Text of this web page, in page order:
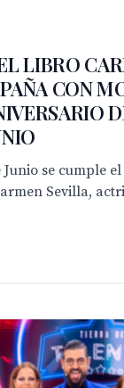
LIBRO
CON
Junio se cumple
Sevilla,